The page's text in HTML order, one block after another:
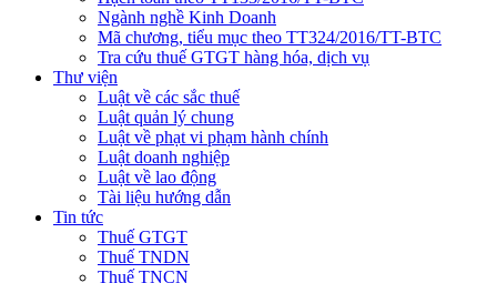
Ngành nghề Kinh Doanh
Mã chương, tiểu mục theo TT324/2016/TT-BTC
Tra cứu thuế GTGT hàng hóa, dịch vụ
Thư viện
Luật về các sắc thuế
Luật quản lý chung
Luật về phạt vi phạm hành chính
Luật doanh nghiệp
Luật về lao động
Tài liệu hướng dẫn
Tin tức
Thuế GTGT
Thuế TNDN
Thuế TNCN